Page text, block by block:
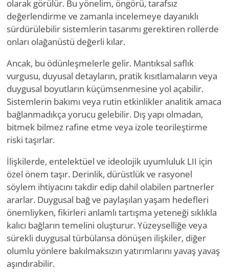
olarak görülür. Bu yönelim, öngörü, tarafsız
değerlendirme ve zamanla incelemeye dayanıklı
sürdürülebilir sistemlerin tasarımı gerektiren rollerde
onları olağanüstü değerli kılar.
Ancak, bu ödünleşmelerle gelir. Mantıksal saflık
vurgusu, duyusal detayların, pratik kısıtlamaların veya
duygusal boyutların küçümsenmesine yol açabilir.
Sistemlerin bakımı veya rutin etkinlikler analitik amaca
bağlanmadıkça yorucu gelebilir. Dış yapı olmadan,
bitmek bilmez rafine etme veya izole teorileştirme
riski taşırlar.
İlişkilerde, entelektüel ve ideolojik uyumluluk LII için
özel önem taşır. Derinlik, dürüstlük ve rasyonel
söylem ihtiyacını takdir edip dahil olabilen partnerler
ararlar. Duygusal bağ ve paylaşılan yaşam hedefleri
önemliyken, fikirleri anlamlı tartışma yeteneği sıklıkla
kalıcı bağların temelini oluşturur. Yüzeyselliğe veya
sürekli duygusal türbülansa dönüşen ilişkiler, diğer
olumlu yönlere bakılmaksızın yatırımlarını yavaş yavaş
aşındırabilir.